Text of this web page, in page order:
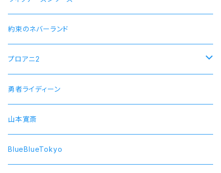
フィーロ
先輩モデル
ストライクウィッチーズ15周年501部隊モデル
約束のネバーランド
プロアニ2
SOARA
SolidS
Growth
勇者ライディーン
山本寛斎
BlueBlueTokyo